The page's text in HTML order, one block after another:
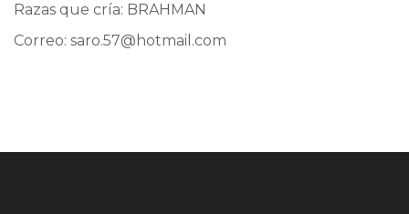
Razas que cría: BRAHMAN
Correo: saro.57@hotmail.com